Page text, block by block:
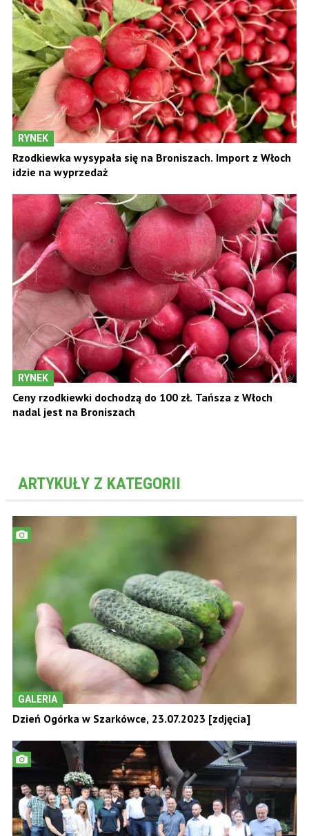
RYNEK
Rzodkiewka wysypała się na Broniszach. Import z Włoch
idzie na wyprzedaż
RYNEK
Ceny rzodkiewki dochodzą do 100 zł. Tańsza z Włoch
nadal jest na Broniszach
ARTYKUŁY Z KATEGORII
GALERIA
Dzień Ogórka w Szarkówce, 23.07.2023 [zdjęcia]